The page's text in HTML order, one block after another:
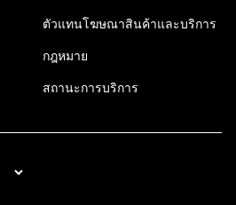
ตัวแทนโฆษณาสินค้าและบริการ
กฎหมาย
สถานะการบริการ